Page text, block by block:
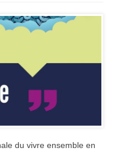
du vivre ensemble en